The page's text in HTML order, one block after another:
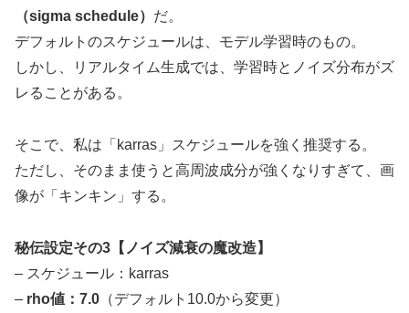
（sigma schedule） だ。
デフォルトのスケジュールは、モデル学習時のもの。
しかし、リアルタイム生成では、学習時とノイズ分布がズ
レることがある。
そこで、私は「karras」スケジュールを強く推奨する。
ただし、そのまま使うと高周波成分が強くなりすぎて、画
像が「キンキン」する。
秘伝設定その3【ノイズ減衰の魔改造】
– スケジュール：karras
– rho値：7.0 （デフォルト10.0から変更）